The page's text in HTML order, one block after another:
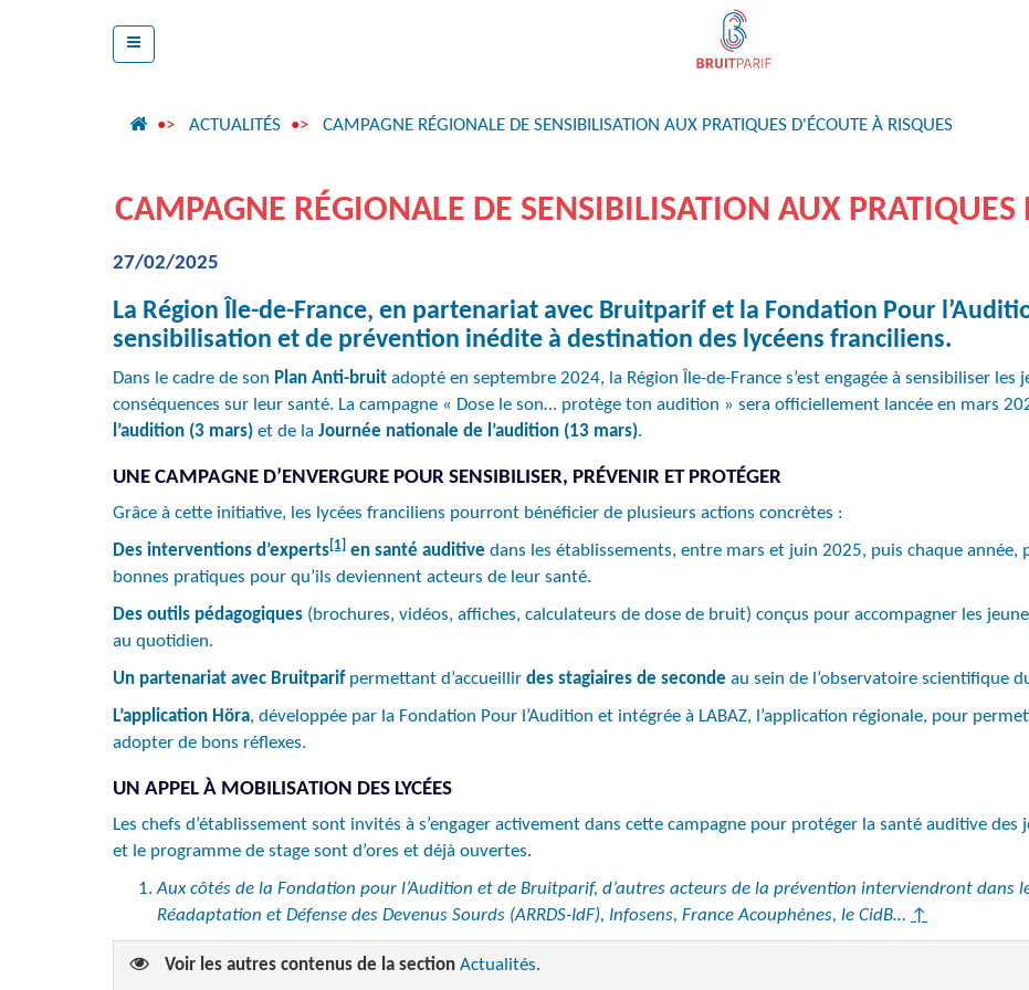
ACTUALITÉS CAMPAGNE RÉGIONALE DE SENSIBILISATION AUX PRATIQUES D'ÉCOUTE À RISQUES
CAMPAGNE RÉGIONALE DE SENSIBILISATION AUX PRATIQUES
27/02/2025
La Région Île-de-France, en partenariat avec Bruitparif et la Fondation Pour
sensibilisation et de prévention inédite à destination des lycéens franciliens.
Dans le cadre de son Plan Anti-bruit adopté en septembre 2024, la Région Île-de-France s’est engagée à sensibiliser les
conséquences sur leur santé. La campagne « Dose le son… protège ton audition » sera officiellement lancée en mars
l’audition (3 mars) et de la Journée nationale de l’audition (13 mars).
UNE CAMPAGNE D’ENVERGURE POUR SENSIBILISER, PRÉVENIR ET PROTÉGER
Grâce à cette initiative, les lycées franciliens pourront bénéficier de plusieurs actions concrètes :
Des interventions d’experts[1] en santé auditive dans les établissements, entre mars et juin 2025, puis chaque année,
bonnes pratiques pour qu’ils deviennent acteurs de leur santé.
Des outils pédagogiques (brochures, vidéos, affiches, calculateurs de dose de bruit) conçus pour accompagner les
au quotidien.
Un partenariat avec Bruitparifpermettant d’accueillir des stagiaires de seconde au sein de l’observatoire scientifique
L’application Höra, développée par la Fondation Pour l’Audition et intégrée à LABAZ, l’application régionale, pour
adopter de bons réflexes.
UN APPEL À MOBILISATION DES LYCÉES
Les chefs d’établissement sont invités à s’engager activement dans cette campagne pour protéger la santé auditive
et le programme de stage sont d’ores et déjà ouvertes.
Aux côtés de la Fondation pour l’Audition et de Bruitparif, d’autres acteurs de la prévention interviendront dans
Réadaptation et Défense des Devenus Sourds (ARRDS-IdF), Infosens, France Acouphènes, le CidB… ↑
Voir les autres contenus de la section Actualités.